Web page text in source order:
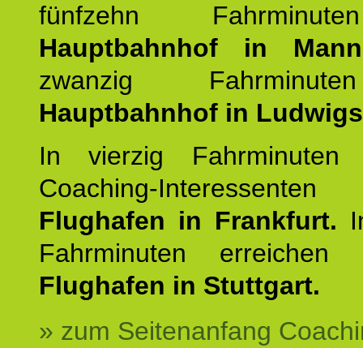
fünfzehn
Hauptbahnhof in
zwanzig
Hauptbahnhof in
In vierzig Fahrminuten
Coaching-
Flughafen in Frankfurt.
Fahrminuten
Flughafen in Stuttgart.
» zum Seitenanfang